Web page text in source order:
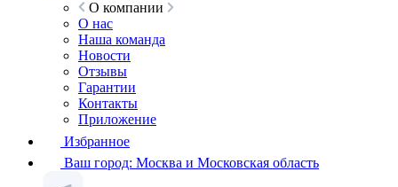
О компании
О нас
Наша команда
Новости
Отзывы
Гарантии
Контакты
Приложение
Избранное
Ваш город: Москва и Московская область